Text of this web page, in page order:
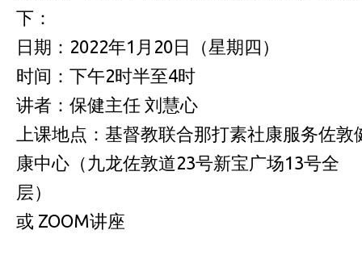
下：
日期：2022年1月20日（星期四）
时间：下午2时半至4时
讲者：保健主任 刘慧心
上课地点：基督教联合那打素社康服务佐敦
康中心（九龙佐敦道23号新宝广场13号全
层）
或 ZOOM讲座